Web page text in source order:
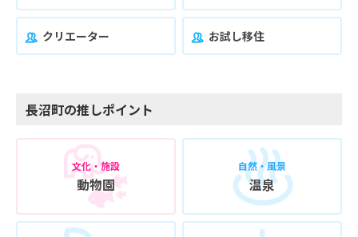
クリエーター お試し移住
長沼町の推しポイント
文化・施設
動物園
自然・風景
温泉